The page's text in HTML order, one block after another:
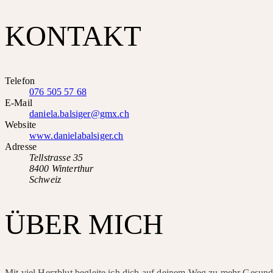
KONTAKT
Telefon
076 505 57 68
E-Mail
daniela.balsiger@gmx.ch
Website
www.danielabalsiger.ch
Adresse
Tellstrasse 35
8400 Winterthur
Schweiz
ÜBER MICH